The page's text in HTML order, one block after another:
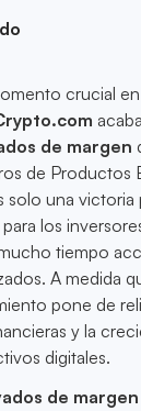
crucial
de margen
de Productos
solo una victoria
los
tiempo
A medida
pone de
y la
digitales.
de margen